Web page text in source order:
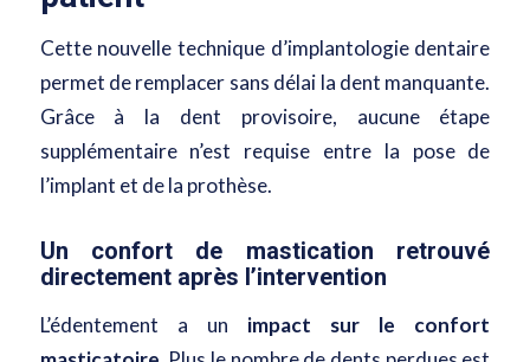
Cette nouvelle technique d’implantologie dentaire
permet de remplacer sans délai la dent manquante.
Grâce à la dent provisoire, aucune étape
supplémentaire n’est requise entre la pose de
l’implant et de la prothèse.
Un confort de mastication retrouvé
directement après l’intervention
L’édentement a un impact sur le confort